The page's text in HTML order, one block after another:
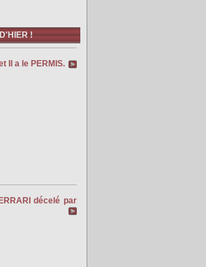
!
Il a le PERMIS.
décelé par